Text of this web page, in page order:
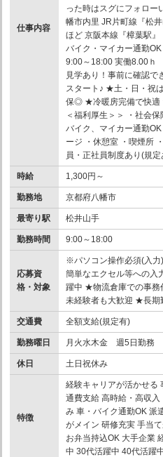
仕事内容
った時はスグにフォロ
幡市内里 JR片町線『松
ほど 京阪本線『樟葉駅
バイク・マイカー通勤
9:00～18:00 実働8.00ｈ
見学あり！事前に確認で
スタート♪ ★土・日・祝
保◎ ★冷暖房完備で快適
＜福利厚生＞＞ ・社会
バイク、マイカー通勤
ージ ・休憩室 ・喫煙所
員・正社員制度あり(規
時給 1,300円～
勤務地 京都府八幡市
最寄り駅 松井山手
勤務時間 9:00～18:00
応募資
格・対象
※パソコン操作必須(入
簡単なエクセル等への
躍中 ★物流倉庫での事務
未経験者も大歓迎 ★長期
交通費 全額支給(規定有)
勤務曜日 月火水木金 週5日勤務
休日 土日祝休み
特徴
経験キャリアが活かせる
通費支給 高時給・高収
み 車・バイク通勤OK 派
がメイン 研修充実 手当
お弁当持込OK 大手企業
中 30代活躍中 40代活躍